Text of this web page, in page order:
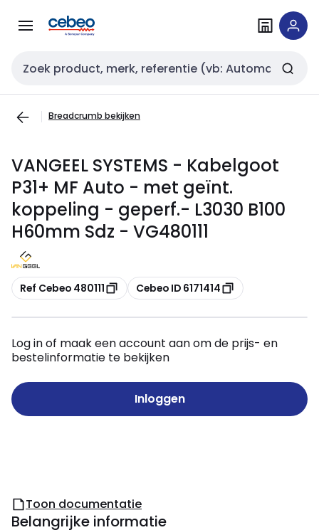
naar
naar
Zoekveld invoer
Breadcrumb bekijken
VANGEEL SYSTEMS - Kabelgoot
P31+ MF Auto - met geïnt.
koppeling - geperf.- L3030 B100
H60mm Sdz - VG480111
Kopiëren
Ref Cebeo 480111 Kopiëren
Cebeo ID 6171414
Log in of maak een account aan om de prijs- en
bestelinformatie te bekijken
Inloggen
Toon documentatie
Belangrijke informatie